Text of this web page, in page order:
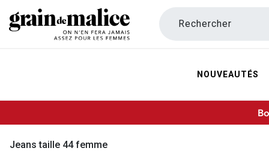
Rechercher
NOUVEAUTÉS
Jeans taille 44 femme